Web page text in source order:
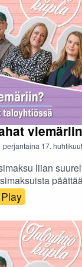
on
Tapio Haltia.
perjantaina 17.
liian
käydään läpi
ja
ovat pakolliset,
maksaa vedestä
Play